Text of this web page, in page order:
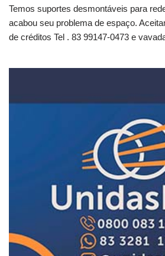
Temos suportes desmontáveis para
acabou seu problema de espaço.
de créditos Tel . 83 99147-0473 e